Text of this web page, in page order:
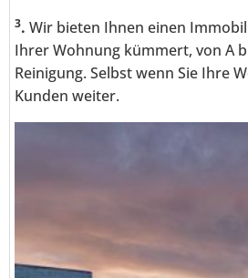
3. Wir bieten Ihnen einen
Ihrer Wohnung kümmert, von A
Reinigung. Selbst wenn Sie Ihre
Kunden weiter.